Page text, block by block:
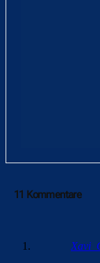
11 Kommentare